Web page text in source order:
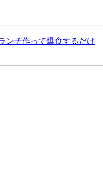
ンチ作って爆食するだけ